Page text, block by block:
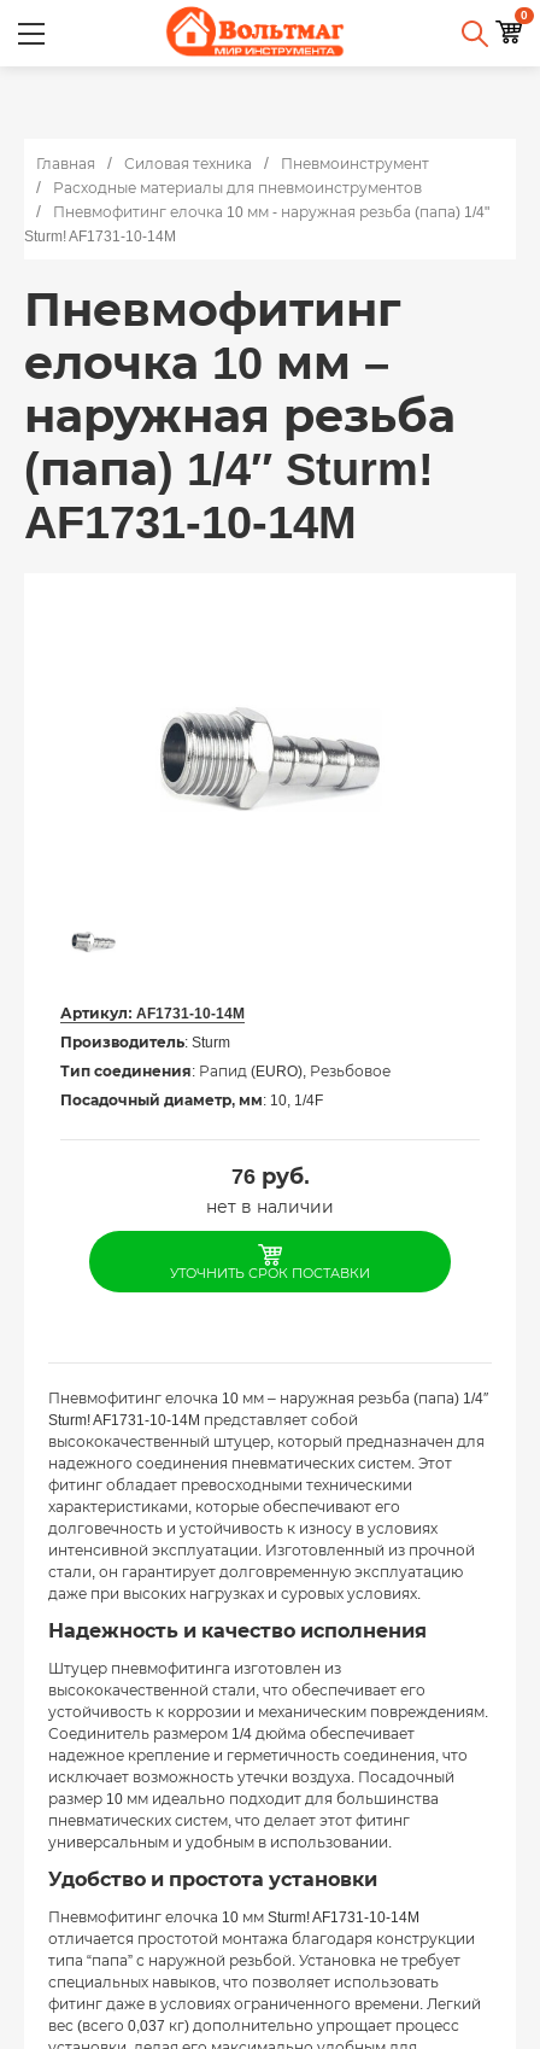
0
Главная Силовая техника
Пневмоинструмент
Расходные материалы для пневмоинструментов
Пневмофитинг елочка 10 мм - наружная резьба (папа) 1/4"
Sturm! AF1731-10-14M
Пневмофитинг
елочка 10 мм –
наружная резьба
(папа) 1/4″ Sturm!
AF1731-10-14M
Артикул: AF1731-10-14M
Производитель: Sturm
Тип соединения: Рапид (EURO), Резьбовое
Посадочный диаметр, мм: 10, 1/4F
76руб.
нет в наличии
УТОЧНИТЬ СРОК ПОСТАВКИ
Пневмофитинг елочка 10 мм – наружная резьба (папа) 1/4″
Sturm! AF1731-10-14M представляет собой
высококачественный штуцер, который предназначен для
надежного соединения пневматических систем. Этот
фитинг обладает превосходными техническими
характеристиками, которые обеспечивают его
долговечность и устойчивость к износу в условиях
интенсивной эксплуатации. Изготовленный из прочной
стали, он гарантирует долговременную эксплуатацию
даже при высоких нагрузках и суровых условиях.
Надежность и качество исполнения
Штуцер пневмофитинга изготовлен из
высококачественной стали, что обеспечивает его
устойчивость к коррозии и механическим повреждениям.
Соединитель размером 1/4 дюйма обеспечивает
надежное крепление и герметичность соединения, что
исключает возможность утечки воздуха. Посадочный
размер 10 мм идеально подходит для большинства
пневматических систем, что делает этот фитинг
универсальным и удобным в использовании.
Удобство и простота установки
Пневмофитинг елочка 10 мм Sturm! AF1731-10-14M
отличается простотой монтажа благодаря конструкции
типа “папа” с наружной резьбой. Установка не требует
специальных навыков, что позволяет использовать
фитинг даже в условиях ограниченного времени. Легкий
вес (всего 0,037 кг) дополнительно упрощает процесс